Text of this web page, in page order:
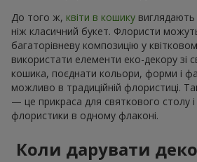
До того ж, квіти в кошику виглядають
ніж класичний букет. Флористи
багаторівневу композицію у
використати елементи еко-декору зі
кошика, поєднати кольори, форми і
можливо в традиційній флористиці.
— це прикраса для святкового столу і
флористики в одному флаконі.
Коли дарувати